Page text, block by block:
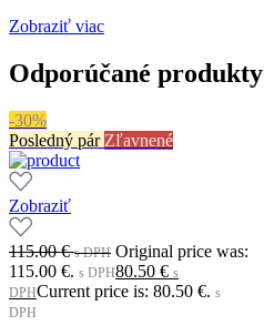
Zobraziť viac
Odporúčané produkty
-30%
Posledný pár Zľavnené
Zobraziť
115.00€s DPH Original price was:
115.00 €. s DPH80.50 € s
DPHCurrent price is: 80.50 €. s
DPH